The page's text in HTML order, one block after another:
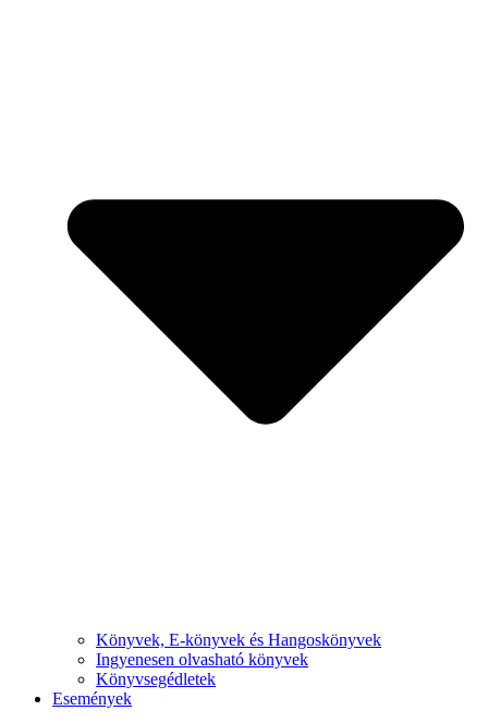
Könyvek, E-könyvek és Hangoskönyvek
Ingyenesen olvasható könyvek
Könyvsegédletek
Események